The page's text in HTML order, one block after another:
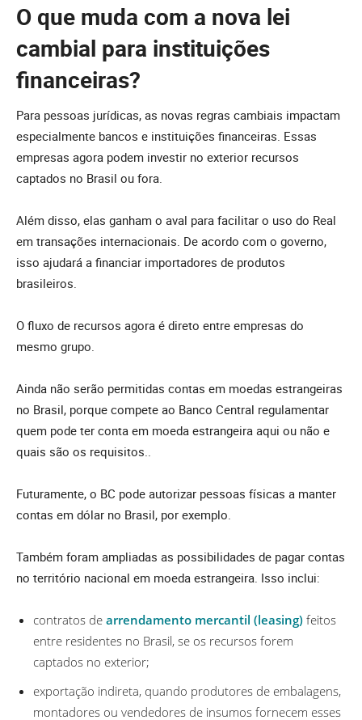
O que muda com a nova lei
cambial para instituições
financeiras?
Para pessoas jurídicas, as novas regras cambiais impactam
especialmente bancos e instituições financeiras. Essas
empresas agora podem investir no exterior recursos
captados no Brasil ou fora.
Além disso, elas ganham o aval para facilitar o uso do Real
em transações internacionais. De acordo com o governo,
isso ajudará a financiar importadores de produtos
brasileiros.
O fluxo de recursos agora é direto entre empresas do
mesmo grupo.
Ainda não serão permitidas contas em moedas estrangeiras
no Brasil, porque compete ao Banco Central regulamentar
quem pode ter conta em moeda estrangeira aqui ou não e
quais são os requisitos..
Futuramente, o BC pode autorizar pessoas físicas a manter
contas em dólar no Brasil, por exemplo.
Também foram ampliadas as possibilidades de pagar contas
no território nacional em moeda estrangeira. Isso inclui:
contratos de arrendamento mercantil (leasing) feitos
entre residentes no Brasil, se os recursos forem
captados no exterior;
exportação indireta, quando produtores de embalagens,
montadores ou vendedores de insumos fornecem esses